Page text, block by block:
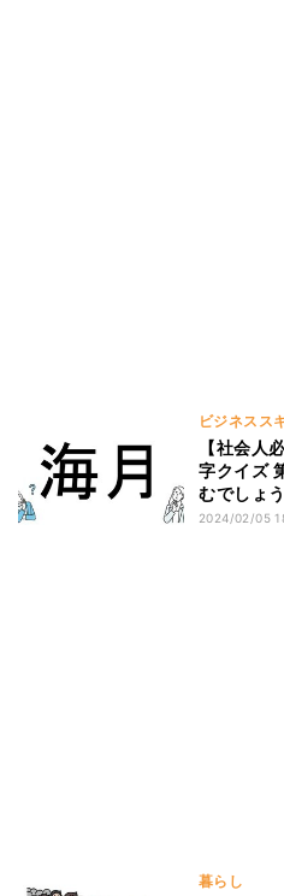
ビジネスス
【社会人
字クイズ
むでしょ
2024/02/05
暮らし